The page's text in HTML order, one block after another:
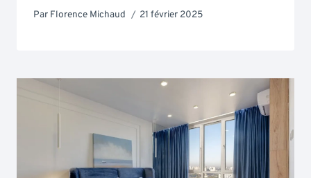
Par Florence Michaud 21 février 2025